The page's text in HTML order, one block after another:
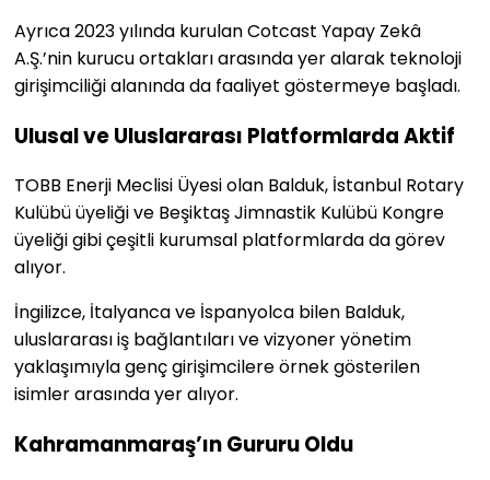
Ayrıca 2023 yılında kurulan Cotcast Yapay Zekâ
A.Ş.’nin kurucu ortakları arasında yer alarak teknoloji
girişimciliği alanında da faaliyet göstermeye başladı.
Ulusal ve Uluslararası Platformlarda Aktif
TOBB Enerji Meclisi Üyesi olan Balduk, İstanbul Rotary
Kulübü üyeliği ve Beşiktaş Jimnastik Kulübü Kongre
üyeliği gibi çeşitli kurumsal platformlarda da görev
alıyor.
İngilizce, İtalyanca ve İspanyolca bilen Balduk,
uluslararası iş bağlantıları ve vizyoner yönetim
yaklaşımıyla genç girişimcilere örnek gösterilen
isimler arasında yer alıyor.
Kahramanmaraş’ın Gururu Oldu